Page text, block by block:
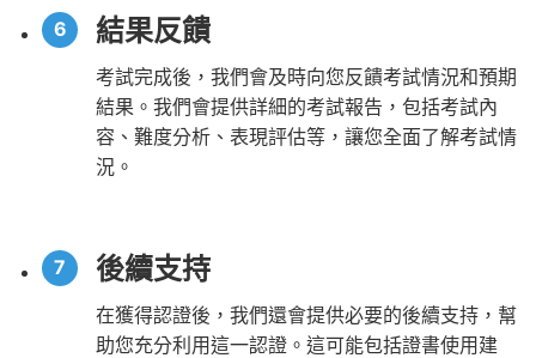
結果反饋
考試完成後，我們會及時向您反饋考試情況和預期
結果。我們會提供詳細的考試報告，包括考試內
容、難度分析、表現評估等，讓您全面了解考試情
況。
後續支持
在獲得認證後，我們還會提供必要的後續支持，幫
助您充分利用這一認證。這可能包括證書使用建